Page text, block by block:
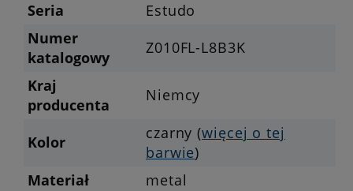
Seria
Estudo
Numer
katalogowy
Z010FL-L8B3K
Kraj
producenta
Niemcy
Kolor czarny (więcej o tej
barwie)
Materiał
metal